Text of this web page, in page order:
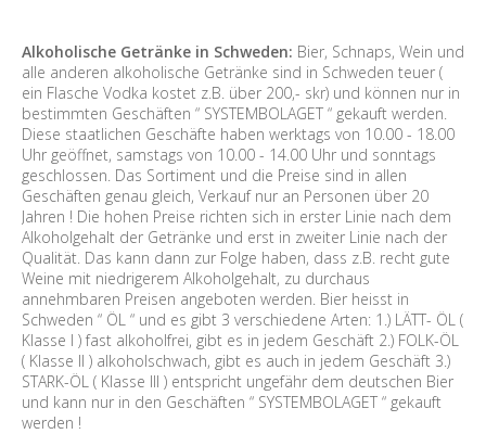
Alkoholische Getränke in Schweden: Bier, Schnaps, Wein und
alle anderen alkoholische Getränke sind in Schweden teuer (
ein Flasche Vodka kostet z.B. über 200,- skr) und können nur in
bestimmten Geschäften “ SYSTEMBOLAGET “ gekauft werden.
Diese staatlichen Geschäfte haben werktags von 10.00 - 18.00
Uhr geöffnet, samstags von 10.00 - 14.00 Uhr und sonntags
geschlossen. Das Sortiment und die Preise sind in allen
Geschäften genau gleich, Verkauf nur an Personen über 20
Jahren ! Die hohen Preise richten sich in erster Linie nach dem
Alkoholgehalt der Getränke und erst in zweiter Linie nach der
Qualität. Das kann dann zur Folge haben, dass z.B. recht gute
Weine mit niedrigerem Alkoholgehalt, zu durchaus
annehmbaren Preisen angeboten werden. Bier heisst in
Schweden “ ÖL “ und es gibt 3 verschiedene Arten: 1.) LÄTT- ÖL (
Klasse I ) fast alkoholfrei, gibt es in jedem Geschäft 2.) FOLK-ÖL
( Klasse II ) alkoholschwach, gibt es auch in jedem Geschäft 3.)
STARK-ÖL ( Klasse III ) entspricht ungefähr dem deutschen Bier
und kann nur in den Geschäften “ SYSTEMBOLAGET “ gekauft
werden !